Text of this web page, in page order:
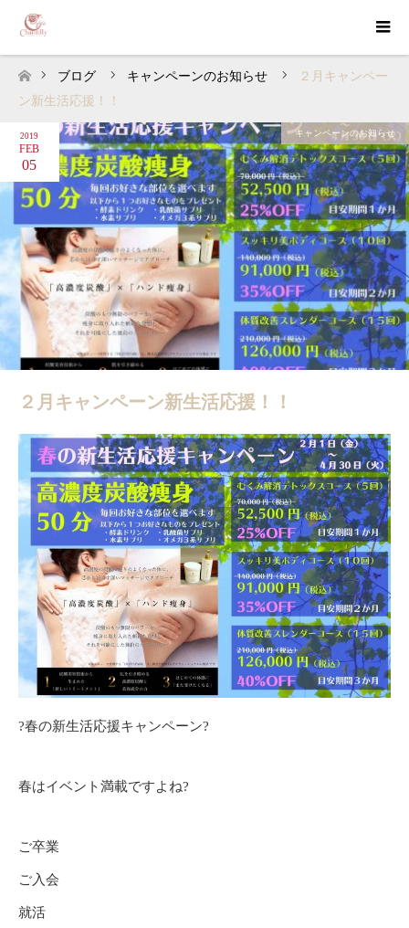
ホーム
ブログ キャンペーンのお知らせ
２月キャンペー
ン新生活応援！！
2019
FEB
05
キャンペーンのお知らせ
２月キャンペーン新生活応援！！
?春の新生活応援キャンペーン?
春はイベント満載ですよね?
ご卒業
ご入会
就活